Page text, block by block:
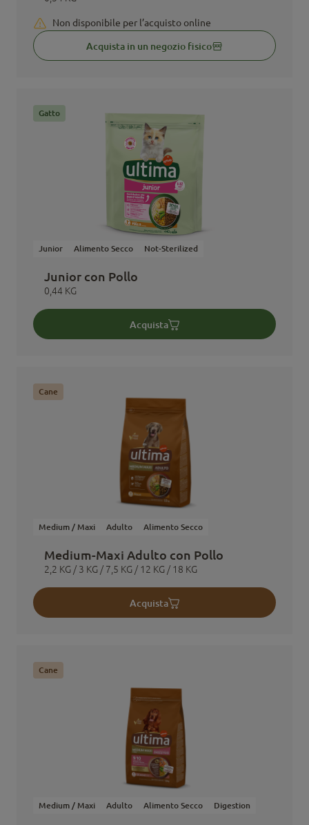
Non disponibile per l’acquisto online
Acquista in un negozio fisico
Junior Alimento Secco Not-Sterilized
Junior con Pollo
0,44 KG
Gatto
Acquista
Medium / Maxi Adulto Alimento Secco
Medium-Maxi Adulto con Pollo
2,2 KG / 3 KG / 7,5 KG / 12 KG / 18 KG
Cane
Acquista
Medium / Maxi Adulto Alimento Secco Digestion
Cane